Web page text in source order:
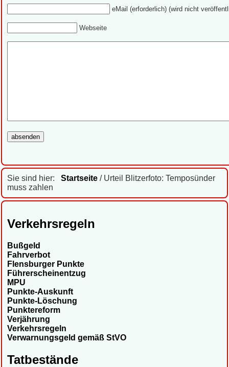
Sie sind hier: Startseite / Urteil Blitzerfoto: Temposünder
muss zahlen
Verkehrsregeln
Bußgeld
Fahrverbot
Flensburger Punkte
Führerscheinentzug
MPU
Punkte-Auskunft
Punkte-Löschung
Punktereform
Verjährung
Verkehrsregeln
Verwarnungsgeld gemäß StVO
Tatbestände
eMail (erforderlich) (wird nicht
Webseite